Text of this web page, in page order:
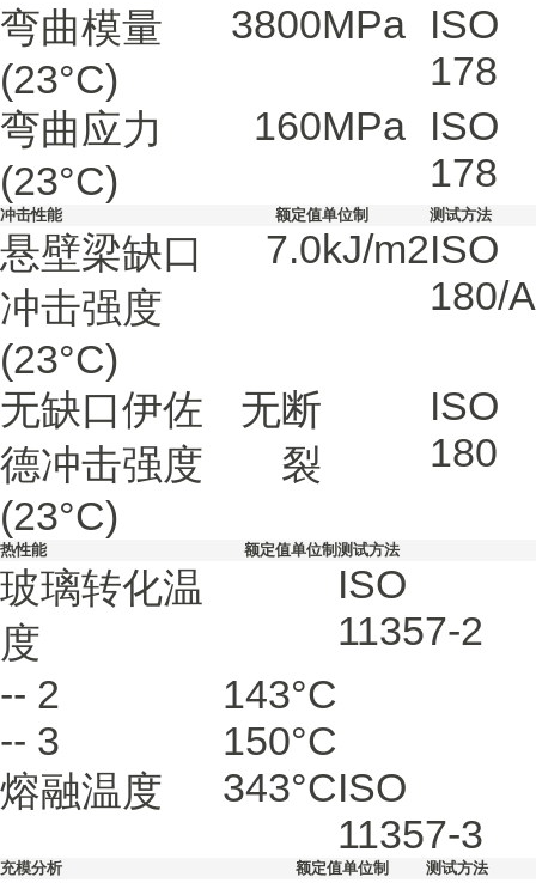
弯曲模量
(23°C)
3800MPa
ISO
178
弯曲应力
(23°C)
160MPa
ISO
178
冲击性能 额定值单位制 测试方法
悬壁梁缺口
冲击强度
(23°C)
7.0kJ/m2ISO
180/A
无缺口伊佐
德冲击强度
(23°C)
无断
裂
ISO
180
热性能 额定值单位制 测试方法
玻璃转化温
度
ISO
11357-2
-- 2 143°C
-- 3 150°C
熔融温度
343°CISO
11357-3
充模分析 额定值单位制 测试方法